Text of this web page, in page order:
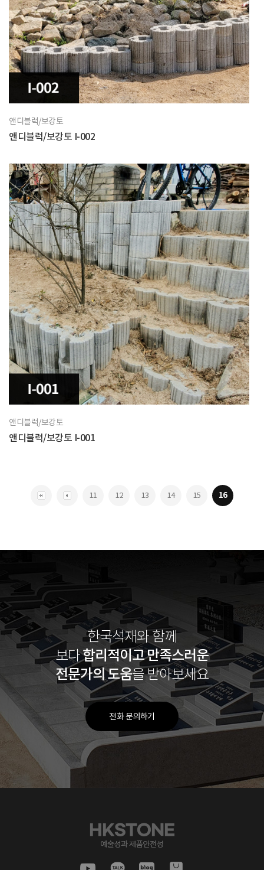
앤디블럭/보강토
앤디블럭/보강토 I-002
앤디블럭/보강토
앤디블럭/보강토 I-001
11 12 13 14 15 16
한국석재와 함께
보다합리적이고만족스러운
전문가의 도움을 받아보세요
전화 문의하기